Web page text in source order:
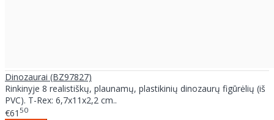
Dinozaurai (BZ97827)
Rinkinyje 8 realistiškų, plaunamų, plastikinių dinozaurų figūrėlių (iš
PVC). T-Rex: 6,7x11x2,2 cm..
€61 50